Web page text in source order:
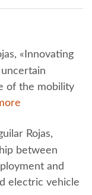
«Innovating
of the mobility
Rojas,
between
and
electric vehicle